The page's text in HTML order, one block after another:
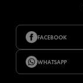
FACEBOOK
WHATSAPP